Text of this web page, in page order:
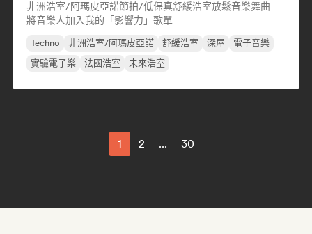
非洲浩室/阿瑪皮亞諾節拍/低保真舒緩浩室放鬆音樂舞曲
將音樂人加入我的「影響力」歌單
Techno 非洲浩室/阿瑪皮亞諾 舒緩浩室 深屋
電子音樂
實驗電子樂
法國浩室 未來浩室
1 2 ... 30